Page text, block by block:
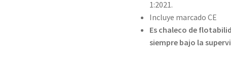
1:2021.
Incluye marcado CE
Es chaleco de
siempre bajo la